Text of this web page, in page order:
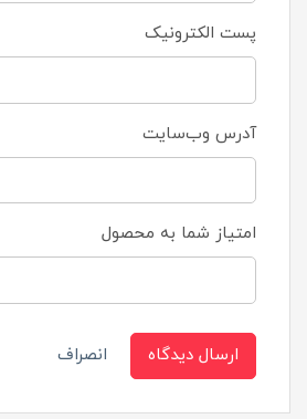
پست الکترونیک
آدرس وب‌سایت
امتیاز شما به محصول
ارسال دیدگاه انصراف